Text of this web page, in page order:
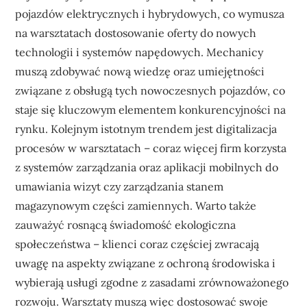
pojazdów elektrycznych i hybrydowych, co wymusza
na warsztatach dostosowanie oferty do nowych
technologii i systemów napędowych. Mechanicy
muszą zdobywać nową wiedzę oraz umiejętności
związane z obsługą tych nowoczesnych pojazdów, co
staje się kluczowym elementem konkurencyjności na
rynku. Kolejnym istotnym trendem jest digitalizacja
procesów w warsztatach – coraz więcej firm korzysta
z systemów zarządzania oraz aplikacji mobilnych do
umawiania wizyt czy zarządzania stanem
magazynowym części zamiennych. Warto także
zauważyć rosnącą świadomość ekologiczna
społeczeństwa – klienci coraz częściej zwracają
uwagę na aspekty związane z ochroną środowiska i
wybierają usługi zgodne z zasadami zrównoważonego
rozwoju. Warsztaty muszą więc dostosować swoje